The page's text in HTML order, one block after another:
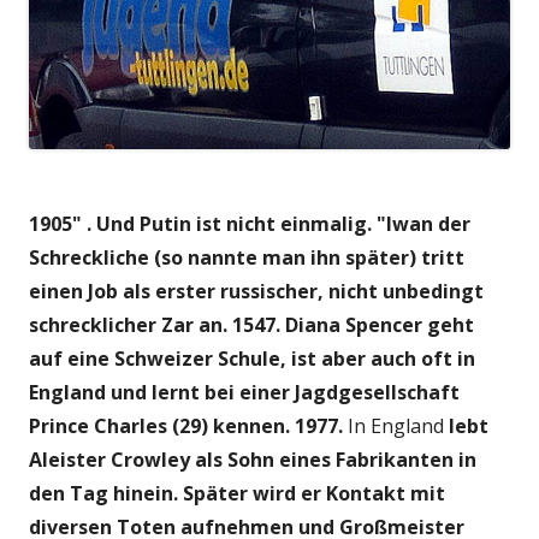
1905" . Und Putin ist nicht einmalig. "Iwan der
Schreckliche (so nannte man ihn später) tritt
einen Job als erster russischer, nicht unbedingt
schrecklicher Zar an. 1547. Diana Spencer geht
auf eine Schweizer Schule, ist aber auch oft in
England und lernt bei einer Jagdgesellschaft
Prince Charles (29) kennen. 1977. In England lebt
Aleister Crowley als Sohn eines Fabrikanten in
den Tag hinein. Später wird er Kontakt mit
diversen Toten aufnehmen und Großmeister